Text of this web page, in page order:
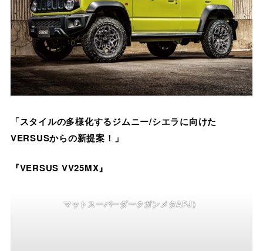
「スタイルの多様化するジムニー/シエラに向けた
VERSUSからの新提案！」
『VERSUS VV25MX』
マットスーパーダークガンメタAPJ）